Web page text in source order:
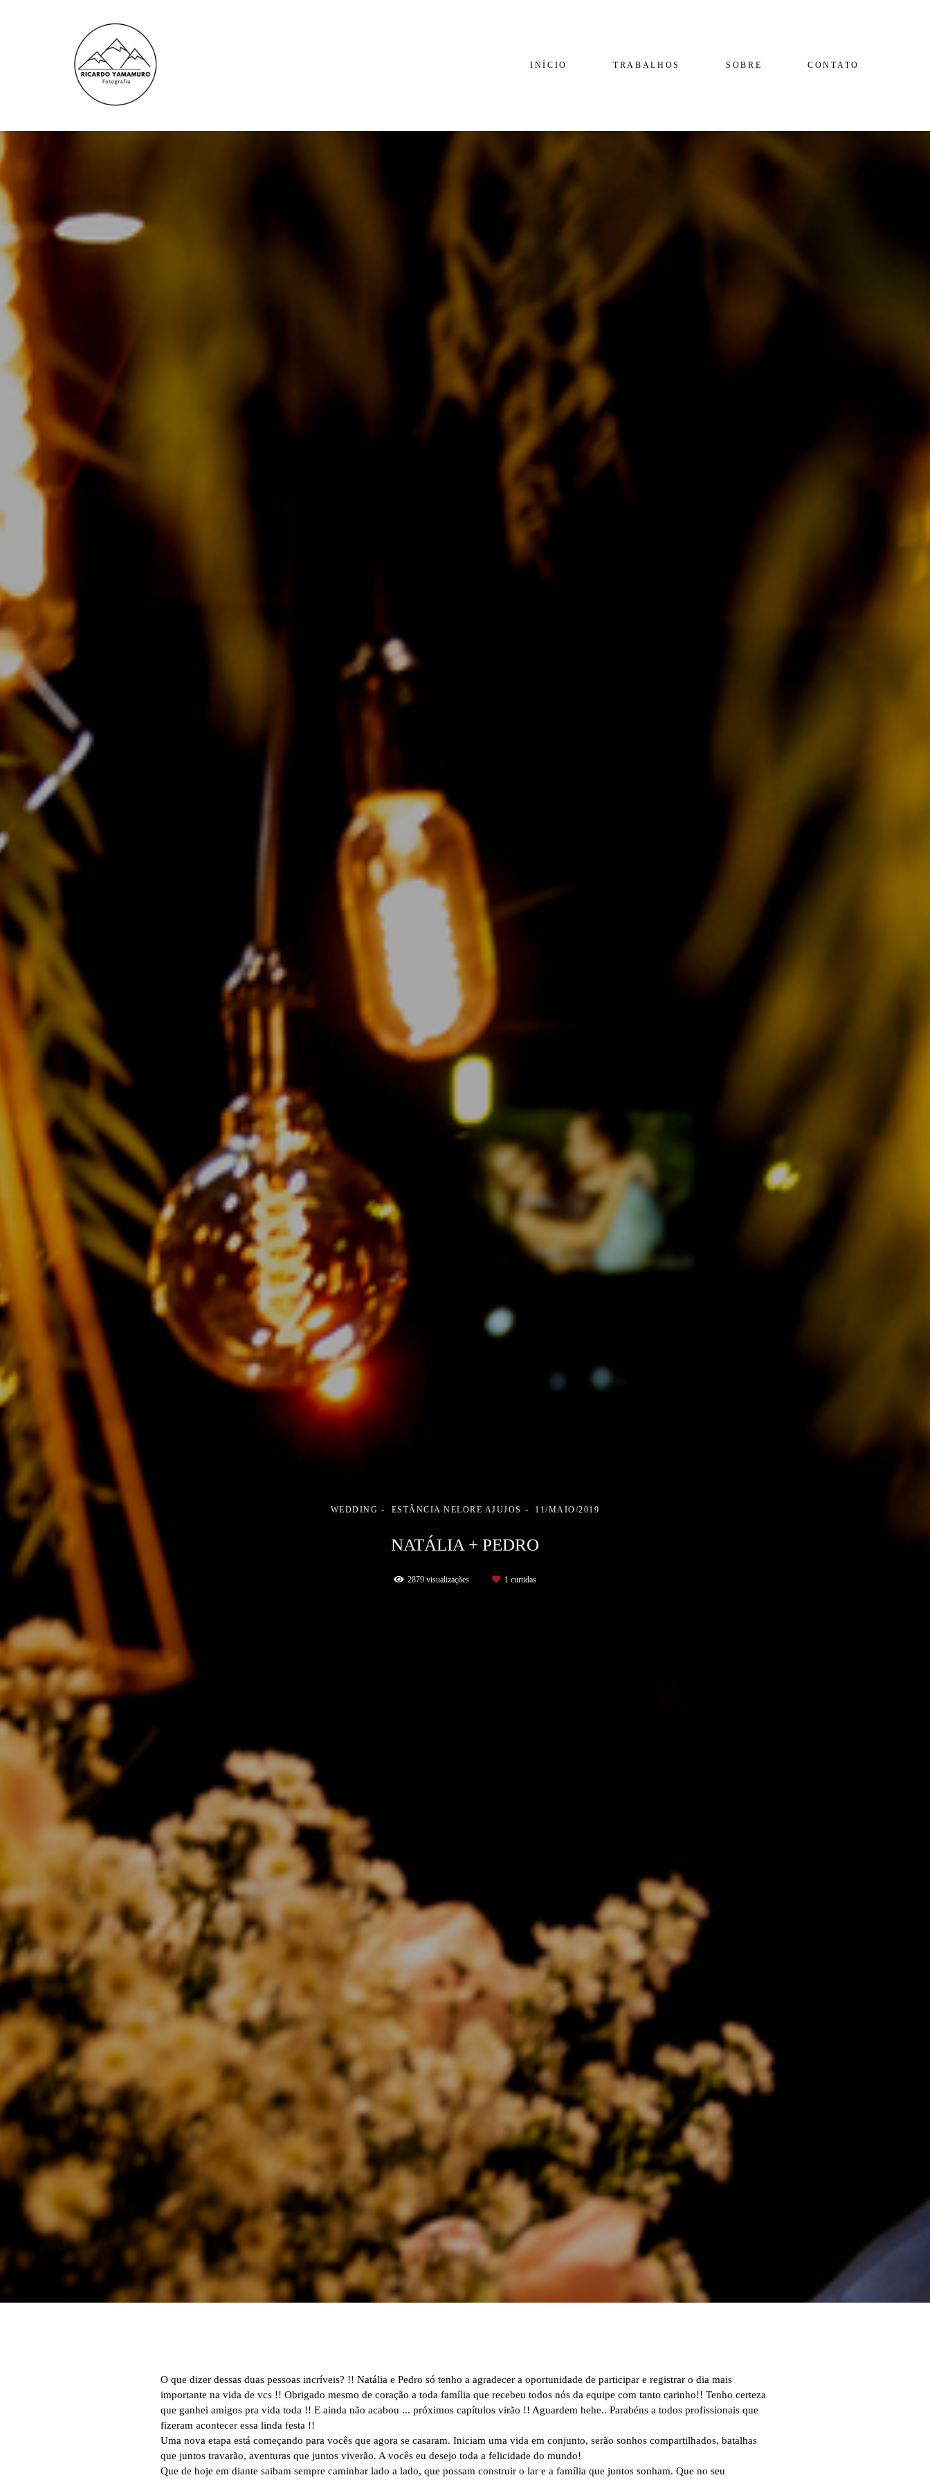
INÍCIO TRABALHOS SOBRE CONTATO
WEDDING ESTÂNCIA NELORE AJUJOS 11/MAIO/2019
NATÁLIA + PEDRO
2879 visualizações 1 curtidas
O que dizer dessas duas pessoas incríveis? !! Natália e Pedro só tenho a agradecer a oportunidade de participar e registrar o dia mais
importante na vida de vcs !! Obrigado mesmo de coração a toda família que recebeu todos nós da equipe com tanto carinho!! Tenho certeza
que ganhei amigos pra vida toda !! E ainda não acabou ... próximos capítulos virão !! Aguardem hehe.. Parabéns a todos profissionais que
fizeram acontecer essa linda festa !!
Uma nova etapa está começando para vocês que agora se casaram. Iniciam uma vida em conjunto, serão sonhos compartilhados, batalhas
que juntos travarão, aventuras que juntos viverão. A vocês eu desejo toda a felicidade do mundo!
Que de hoje em diante saibam sempre caminhar lado a lado, que possam construir o lar e a família que juntos sonham. Que no seu